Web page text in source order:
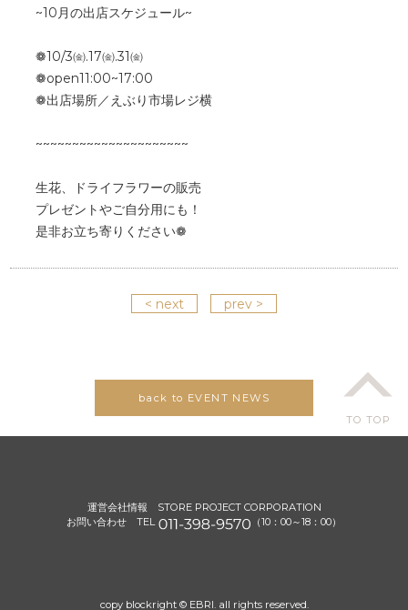
~10月の出店スケジュール~
❁10/3㈮.17㈮.31㈮
❁open11:00~17:00
❁出店場所／えぶり市場レジ横
~~~~~~~~~~~~~~~~~~~~~
生花、ドライフラワーの販売
プレゼントやご自分用にも！
是非お立ち寄りください❁
< next prev >
TO TOP
back to EVENT NEWS
運営会社情報
STORE PROJECT CORPORATION
お問い合わせ TEL
（10：00～18：00）
copy blockright © EBRI. all rights reserved.